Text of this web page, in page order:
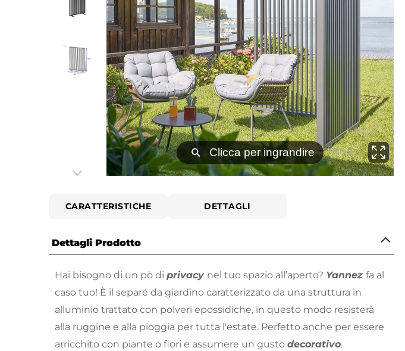
⚲ Clicca per ingrandire
CARATTERISTICHE DETTAGLI
Dettagli Prodotto
Hai bisogno di un pò di privacy nel tuo spazio all’aperto? Yannez fa al
caso tuo! È il separé da giardino caratterizzato da una struttura in
alluminio trattato con polveri epossidiche, in questo modo resisterà
alla ruggine e alla pioggia per tutta l'estate. Perfetto anche per essere
arricchito con piante o fiori e assumere un gusto decorativo.